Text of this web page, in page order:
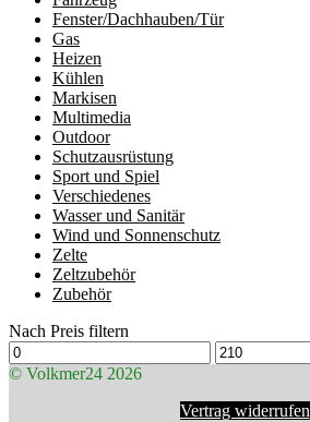
Fenster/Dachhauben/Tür
Gas
Heizen
Kühlen
Markisen
Multimedia
Outdoor
Schutzausrüstung
Sport und Spiel
Verschiedenes
Wasser und Sanitär
Wind und Sonnenschutz
Zelte
Zeltzubehör
Zubehör
Nach Preis filtern
Min.
Preis
Max.
Preis
© Volkmer24 2026
Vertrag widerrufen